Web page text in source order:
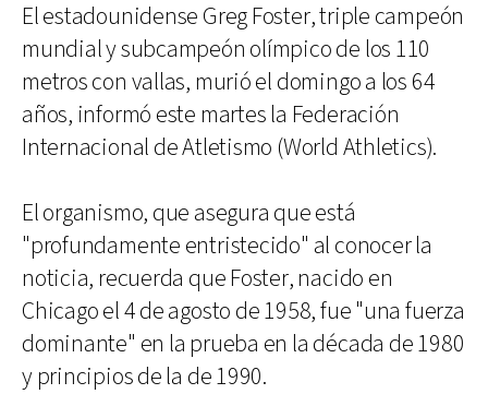
El estadounidense Greg Foster, triple campeón
mundial y subcampeón olímpico de los 110
metros con vallas, murió el domingo a los 64
años, informó este martes la Federación
Internacional de Atletismo (World Athletics).
El organismo, que asegura que está
"profundamente entristecido" al conocer la
noticia, recuerda que Foster, nacido en
Chicago el 4 de agosto de 1958, fue "una fuerza
dominante" en la prueba en la década de 1980
y principios de la de 1990.